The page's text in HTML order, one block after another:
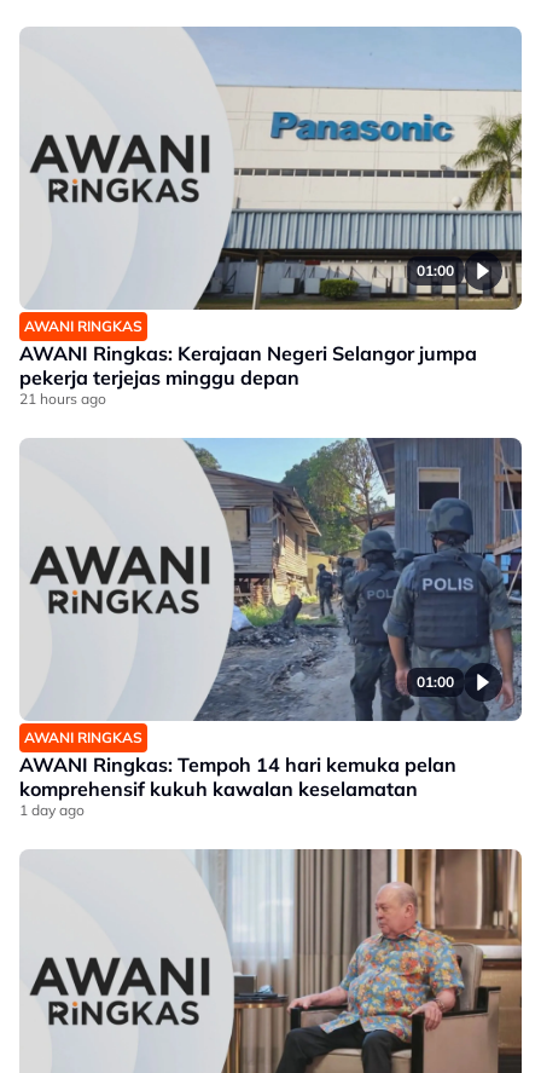
01:00
AWANI RINGKAS
AWANI Ringkas: Kerajaan Negeri Selangor jumpa
pekerja terjejas minggu depan
21 hours ago
01:00
AWANI RINGKAS
AWANI Ringkas: Tempoh 14 hari kemuka pelan
komprehensif kukuh kawalan keselamatan
1 day ago